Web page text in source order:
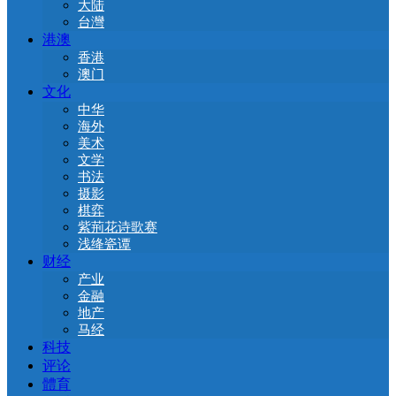
大陆
台灣
港澳
香港
澳门
文化
中华
海外
美术
文学
书法
摄影
棋弈
紫荊花诗歌赛
浅绛瓷谭
财经
产业
金融
地产
马经
科技
评论
體育